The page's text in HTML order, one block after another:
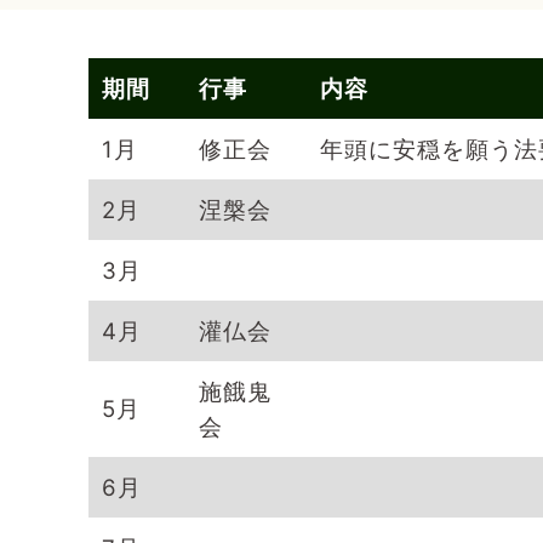
期間 行事 内容
1月 修正会 年頭に安穏を願う
2月 涅槃会
3月
4月 灌仏会
5月
施餓鬼
会
6月